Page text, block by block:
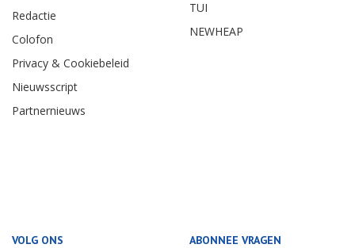
Redactie
Colofon
Privacy & Cookiebeleid
Nieuwsscript
Partnernieuws
TUI
NEWHEAP
VOLG ONS ABONNEE VRAGEN